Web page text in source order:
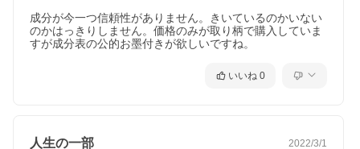
成分が今一つ信頼性がありません。きいているのかいない
のかはっきりしません。価格のみが取り柄で購入していま
すが成分表の公的お墨付きが欲しいですね。
いいね 0
人生の一部 2022/3/1